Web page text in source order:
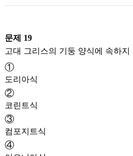
문제 19
고대 그리스의 기둥 양식에 속하지
①
도리아식
②
코린트식
③
컴포지트식
④